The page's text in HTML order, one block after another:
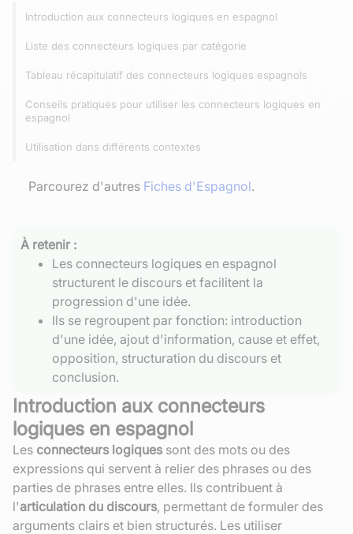
Introduction aux connecteurs logiques en espagnol
Liste des connecteurs logiques par catégorie
Tableau récapitulatif des connecteurs logiques espagnols
Conseils pratiques pour utiliser les connecteurs logiques en
espagnol
Utilisation dans différents contextes
Parcourez d'autres Fiches d'Espagnol.
À retenir :
Les connecteurs logiques en espagnol
structurent le discours et facilitent la
progression d'une idée.
Ils se regroupent par fonction: introduction
d'une idée, ajout d'information, cause et effet,
opposition, structuration du discours et
conclusion.
Introduction aux connecteurs
logiques en espagnol
Les connecteurs logiques sont des mots ou des
expressions qui servent à relier des phrases ou des
parties de phrases entre elles. Ils contribuent à
l'articulation du discours, permettant de formuler des
arguments clairs et bien structurés. Les utiliser